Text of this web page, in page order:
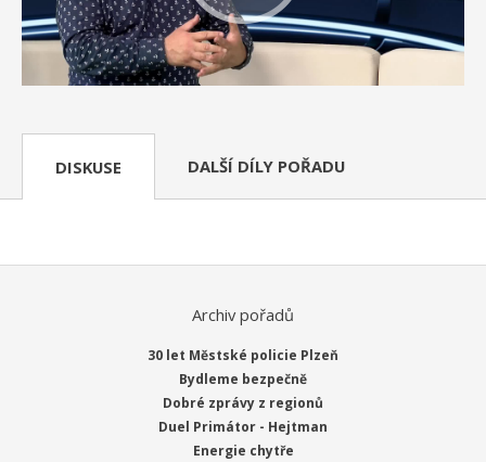
DISKUSE DALŠÍ DÍLY POŘADU
Archiv pořadů
30 let Městské policie Plzeň
Bydleme bezpečně
Dobré zprávy z regionů
Duel Primátor - Hejtman
Energie chytře